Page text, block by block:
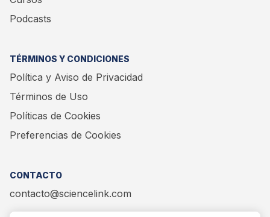
Podcasts
TÉRMINOS Y CONDICIONES
Política y Aviso de Privacidad
Términos de Uso
Políticas de Cookies
Preferencias de Cookies
CONTACTO
contacto@sciencelink.com